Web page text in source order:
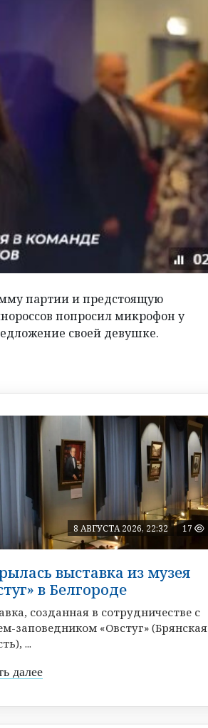
партии и предстоящую
попросил микрофон у
своей девушке.
8 АВГУСТА 2026, 22:32 17
выставка из музея
в Белгороде
созданная в сотрудничестве с
заповедником «Овстуг» (Брянская
...
далее